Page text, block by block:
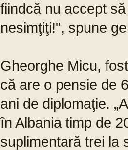
fiindcă nu accept
nesimţiţi!", spune
Gheorghe Micu,
că are o pensie de
ani de diplomaţie.
în Albania timp de
suplimentară trei la